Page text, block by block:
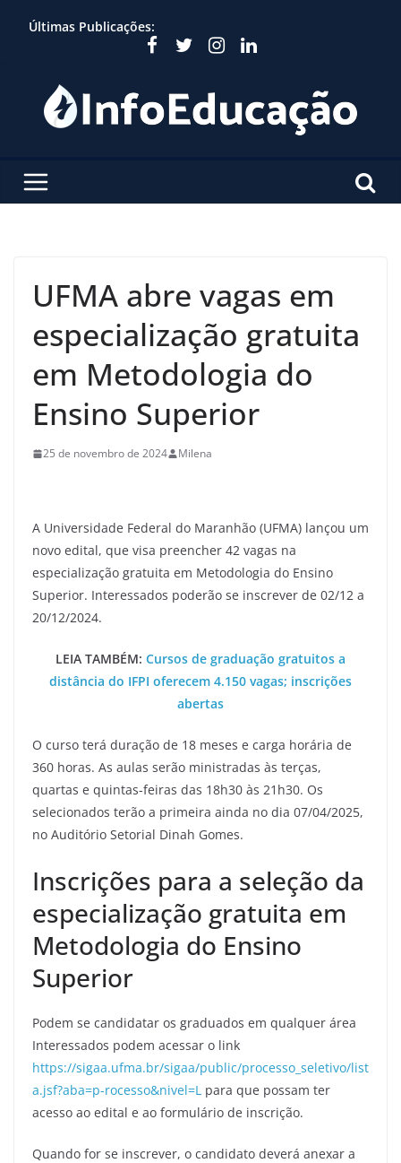
Últimas Publicações:
UFMA abre vagas em
especialização gratuita
em Metodologia do
Ensino Superior
25 de novembro de 2024 Milena
A Universidade Federal do Maranhão (UFMA) lançou um
novo edital, que visa preencher 42 vagas na
especialização gratuita em Metodologia do Ensino
Superior. Interessados poderão se inscrever de 02/12 a
20/12/2024.
LEIA TAMBÉM: Cursos de graduação gratuitos a
distância do IFPI oferecem 4.150 vagas; inscrições
abertas
O curso terá duração de 18 meses e carga horária de
360 horas. As aulas serão ministradas às terças,
quartas e quintas-feiras das 18h30 às 21h30. Os
selecionados terão a primeira ainda no dia 07/04/2025,
no Auditório Setorial Dinah Gomes.
Inscrições para a seleção da
especialização gratuita em
Metodologia do Ensino
Superior
Podem se candidatar os graduados em qualquer área
Interessados podem acessar o link
https://sigaa.ufma.br/sigaa/public/processo_seletivo/list
a.jsf?aba=p-rocesso&nivel=L para que possam ter
acesso ao edital e ao formulário de inscrição.
Quando for se inscrever, o candidato deverá anexar a